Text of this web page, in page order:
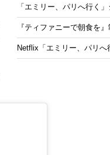
「エミリー、パリへ行く
『ティファニーで朝食を
Netflix「エミリー、パリ